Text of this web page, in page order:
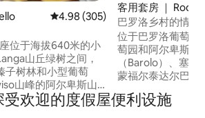
平均评分 4.98 分（满分 5 分），
4.98 (305)
位于海拔640米的小
山丘绿树之间，
子树林和小型葡萄
山峰的阿尔卑斯山
del Sale）的一段，
客用套房 ｜
巴罗洛乡村的情侣
位于巴罗洛葡萄酒
萄园和阿尔卑斯山
（Barolo）、塞
蒙福尔泰达尔巴
内。 多尔切托（
欢迎的度假屋便利设施